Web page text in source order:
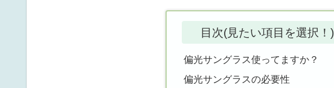
目次(見たい項目を選択！)
偏光サングラス使ってますか？
偏光サングラスの必要性